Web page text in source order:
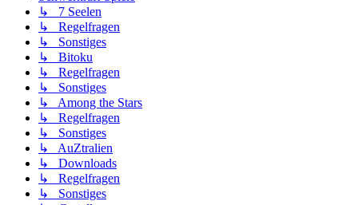
↳ 7 Seelen
↳ Regelfragen
↳ Sonstiges
↳ Bitoku
↳ Regelfragen
↳ Sonstiges
↳ Among the Stars
↳ Regelfragen
↳ Sonstiges
↳ AuZtralien
↳ Downloads
↳ Regelfragen
↳ Sonstiges